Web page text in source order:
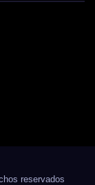
reservados